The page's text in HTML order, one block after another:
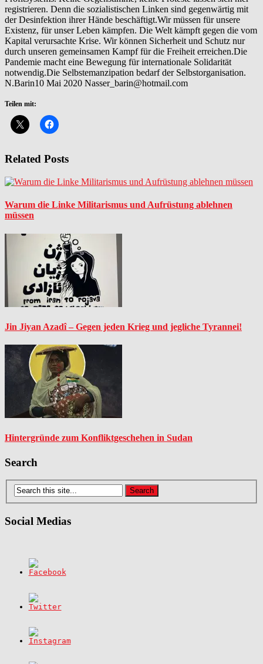
registrieren. Denn die sozialistischen Linken sind gegenwärtig mit
der Desinfektion ihrer Hände beschäftigt.Wir müssen für unsere
Existenz, für unser Leben kämpfen. Die Welt kämpft gegen die vom
Kapital verursachte Krise. Wir können Sicherheit und Schutz nur
durch unseren gemeinsamen Kampf für die Freiheit erreichen.Die
Pandemie macht eine Bewegung für internationale Solidarität
notwendig.Die Selbstemanzipation bedarf der Selbstorganisation.
N.Barin10 Mai 2020 Nasser_barin@hotmail.com
Teilen mit:
Related Posts
Warum die Linke Militarismus und Aufrüstung ablehnen
müssen
Jin Jiyan Azadî – Gegen jeden Krieg und jegliche Tyrannei!
Hintergründe zum Konfliktgeschehen in Sudan
Search
Social Medias